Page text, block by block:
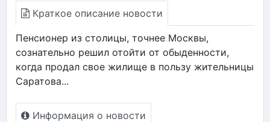
Краткое описание новости
Пенсионер из столицы, точнее Москвы,
сознательно решил отойти от обыденности,
когда продал свое жилище в пользу жительницы
Саратова...
Информация о новости